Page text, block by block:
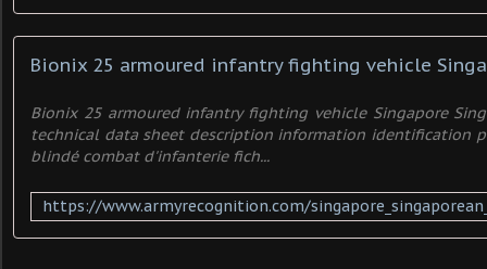
Bionix 25 armoured infantry fighting vehicle Singapore
technical data sheet description information identification
blindé combat d'infanterie fich...